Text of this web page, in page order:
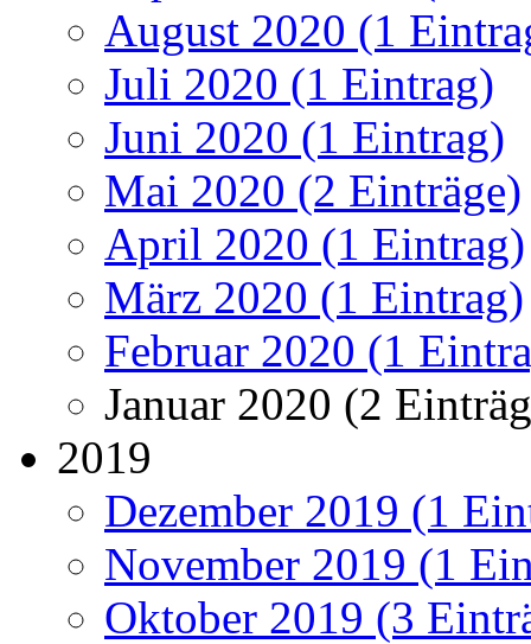
August 2020 (1
Juli 2020 (1 Eintrag)
Juni 2020 (1 Eintrag)
Mai 2020 (2 Einträge)
April 2020 (1 Eintrag)
März 2020 (1 Eintrag)
Februar 2020 (1
Januar 2020 (2
2019
Dezember 2019 (1
November 2019 (1
Oktober 2019 (3